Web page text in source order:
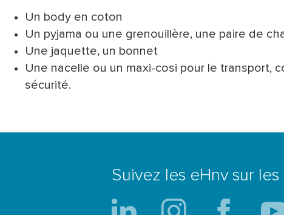
Un body en coton
Un pyjama ou une grenouillère, une paire de
Une jaquette, un bonnet
Une nacelle ou un maxi-cosi pour le transport,
sécurité.
Suivez les eHnv sur